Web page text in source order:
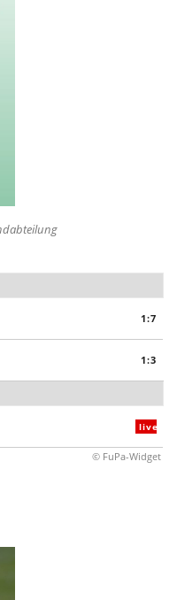
1:7
1:3
live
© FuPa-Widget